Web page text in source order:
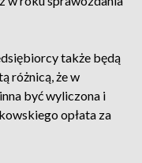
także będą
różnicą, że w
być wyliczona i
opłata za